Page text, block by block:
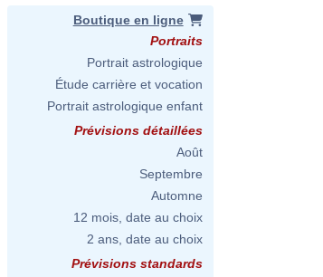
Boutique en ligne
Portraits
Portrait astrologique
Étude carrière et vocation
Portrait astrologique enfant
Prévisions détaillées
Août
Septembre
Automne
12 mois, date au choix
2 ans, date au choix
Prévisions standards